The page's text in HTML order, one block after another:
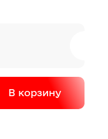
В корзину